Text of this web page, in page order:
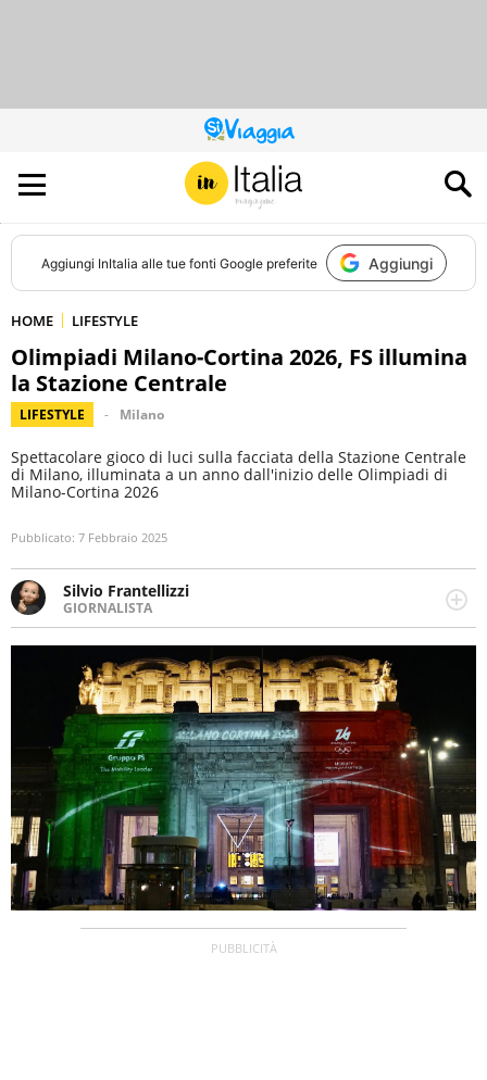
QUESTO
SITO
CONTRIBUISCE
ALL’AUDIENCE
DI
Aggiungi InItalia alle tue fonti Google preferite Aggiungi
HOME LIFESTYLE
Olimpiadi Milano-Cortina 2026, FS illumina
la Stazione Centrale
LIFESTYLE Milano
Spettacolare gioco di luci sulla facciata della Stazione Centrale
di Milano, illuminata a un anno dall'inizio delle Olimpiadi di
Milano-Cortina 2026
Pubblicato: 7 Febbraio 2025
Silvio Frantellizzi
GIORNALISTA
Giornalista pubblicista. Da oltre dieci anni si occupa di
informazione sul web, scrivendo di sport, attualità,
cronaca, motori, spettacolo e videogame.